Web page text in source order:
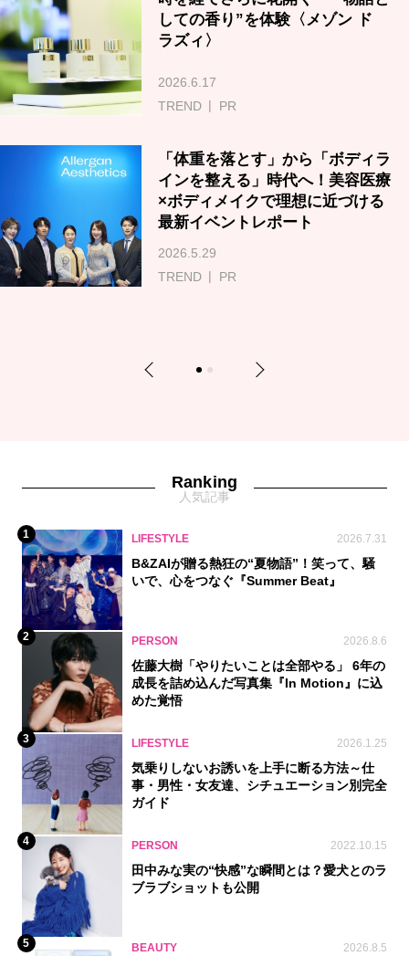
しての香り”を体験〈メゾン ド
ラズィ〉
2026.6.17
TREND
PR
「体重を落とす」から「ボディラ
インを整える」時代へ！美容医療
×ボディメイクで理想に近づける
最新イベントレポート
2026.5.29
TREND
PR
Previous 1 2 Next
Ranking
人気記事
1 LIFESTYLE 2026.7.31
B&ZAIが贈る熱狂の“夏物語”！笑って、騒
いで、心をつなぐ『Summer Beat』
2 PERSON 2026.8.6
佐藤大樹「やりたいことは全部やる」 6年の
成長を詰め込んだ写真集『In Motion』に込
めた覚悟
3 LIFESTYLE 2026.1.25
気乗りしないお誘いを上手に断る方法～仕
事・男性・女友達、シチュエーション別完全
ガイド
4 PERSON 2022.10.15
田中みな実の“快感”な瞬間とは？愛犬とのラ
ブラブショットも公開
5 BEAUTY 2026.8.5